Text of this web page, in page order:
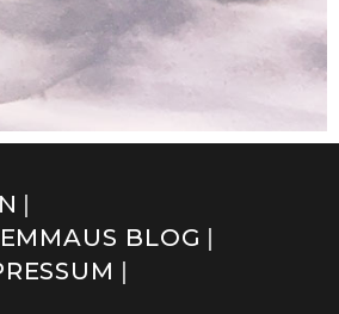
EMMAUS BLOG